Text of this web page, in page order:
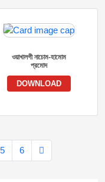
ওয়াখালগী নাচোম-হামোম
প্রমোদ
DOWNLOAD
5 6